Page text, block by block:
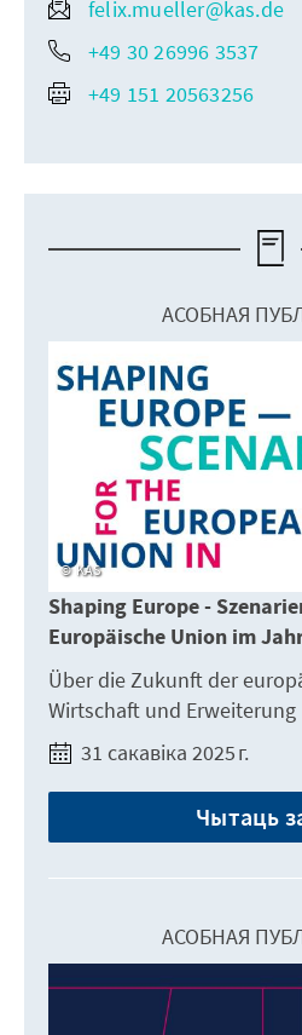
felix.mueller@kas.de
+49 30 26996 3537
+49 151 20563256
АСОБНАЯ
KAS
Shaping Europe -
Europäische Union im
Über die Zukunft der
Wirtschaft und Erweiterung
31 сакавіка 2025 г.
Чытаць
АСОБНАЯ